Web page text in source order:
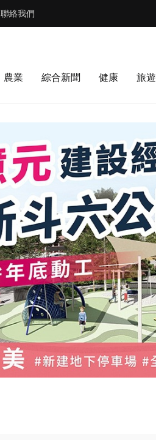
聯絡我們
農業 綜合新聞 健康 旅遊